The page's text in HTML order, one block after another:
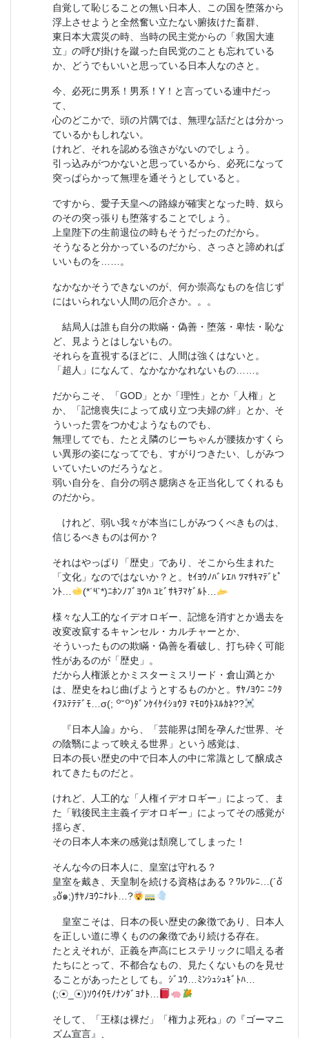
自覚して恥じることの無い日本人、この国を堕落から
浮上させようと全然奮い立たない腑抜けた畜群、
東日本大震災の時、当時の民主党からの「救国大連
立」の呼び掛けを蹴った自民党のことも忘れている
か、どうでもいいと思っている日本人なのさと。
今、必死に男系！男系！Y！と言っている連中だっ
て、
心のどこかで、頭の片隅では、無理な話だとは分かっ
ているかもしれない。
けれど、それを認める強さがないのでしょう。
引っ込みがつかないと思っているから、必死になって
突っぱらかって無理を通そうとしていると。
ですから、愛子天皇への路線が確実となった時、奴ら
のその突っ張りも堕落することでしょう。
上皇陛下の生前退位の時もそうだったのだから。
そうなると分かっているのだから、さっさと諦めれば
いいものを……。
なかなかそうできないのが、何か崇高なものを信じず
にはいられない人間の厄介さか。。。
結局人は誰も自分の欺瞞・偽善・堕落・卑怯・恥な
ど、見ようとはしないもの。
それらを直視するほどに、人間は強くはないと。
「超人」になんて、なかなかなれないもの……。
だからこそ、「GOD」とか「理性」とか「人権」と
か、「記憶喪失によって成り立つ夫婦の絆」とか、そ
ういった雲をつかむようなものでも、
無理してでも、たとえ隣のじーちゃんが腰抜かすくら
い異形の姿になってでも、すがりつきたい、しがみつ
いていたいのだろうなと。
弱い自分を、自分の弱さ臆病さを正当化してくれるも
のだから。
けれど、弱い我々が本当にしがみつくべきものは、
信じるべきものは何か？
それはやっぱり「歴史」であり、そこから生まれた
「文化」なのではないか？と。ｾｲﾖｳﾉﾊﾞﾚｴﾊ ﾂﾏｻｷﾏﾃﾞﾋﾟ
ﾝﾄ…
(*´༥`*)ﾆﾎﾝﾉﾌﾞﾖｳﾊ ﾕﾋﾞｻｷｦﾏｹﾞﾙﾄ…
様々な人工的なイデオロギー、記憶を消すとか過去を
改変改竄するキャンセル・カルチャーとか、
そういったものの欺瞞・偽善を看破し、打ち砕く可能
性があるのが「歴史」。
だから人権派とかミスターミスリード・倉山満とか
は、歴史をねじ曲げようとするものかと。ｻﾔﾉﾖｳﾆ ﾆｸﾀ
ｲｦｽﾃﾃﾃﾞﾓ…σ(; ꒪˘꒪)ﾀﾞﾝｹｲｹｲｼｮｳｦ ﾏﾓﾛｳﾄｽﾙｶﾈ??
『日本人論』から、「芸能界は闇を孕んだ世界、そ
の陰翳によって映える世界」という感覚は、
日本の長い歴史の中で日本人の中に常識として醸成さ
れてきたものだと。
けれど、人工的な「人権イデオロギー」によって、ま
た「戦後民主主義イデオロギー」によってその感覚が
揺らぎ、
その日本人本来の感覚は頽廃してしまった！
そんな今の日本人に、皇室は守れる？
皇室を戴き、天皇制を続ける資格はある？ﾜﾚﾜﾚﾆ…(´oั
₃oั๑;)ｻﾔﾉﾖｳﾆﾅﾚﾄ…?
皇室こそは、日本の長い歴史の象徴であり、日本人
を正しい道に導くものの象徴であり続ける存在。
たとえそれが、正義を声高にヒステリックに唱える者
たちにとって、不都合なもの、見たくないものを見せ
ることがあったとしても。ｼﾞﾕｳ…ﾐﾝｼｭｼｭｷﾞﾄﾊ…
(;☉_☉)ｿｳｲｳﾓﾉﾅﾝﾀﾞﾖﾅﾄ…
そして、「王様は裸だ」「権力よ死ね」の『ゴーマニ
ズム宣言』、